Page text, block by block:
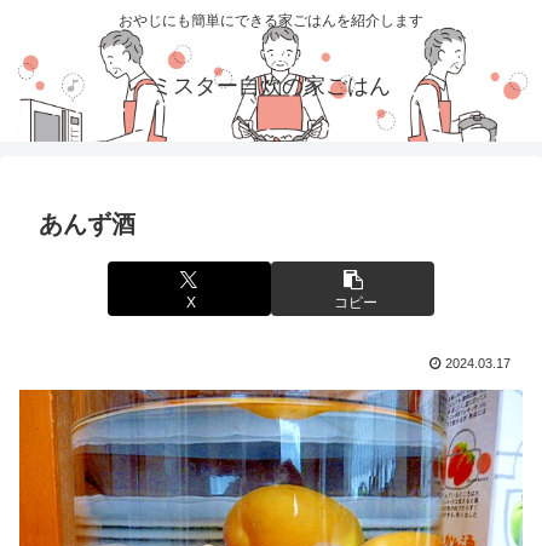
おやじにも簡単にできる家ごはんを紹介します
ミスター自炊の家ごはん
あんず酒
X コピー
2024.03.17